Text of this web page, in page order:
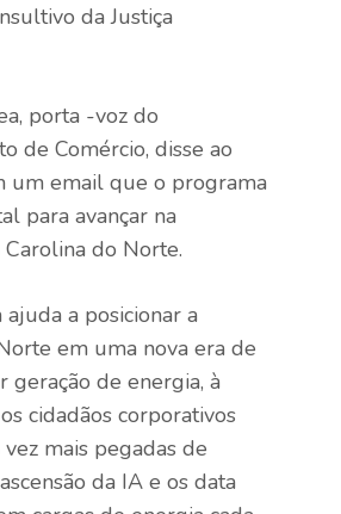
da Justiça
porta -voz do
de Comércio, disse ao
um email que o programa
para avançar na
do Norte.
ajuda a posicionar a
em uma nova era de
geração de energia, à
cidadãos corporativos
mais pegadas de
da IA ​​e os data